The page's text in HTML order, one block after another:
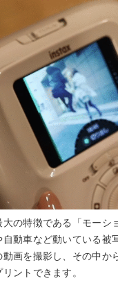
の特徴である「モーシ
自動車など動いている被
画を撮影し、その中か
ントできます。